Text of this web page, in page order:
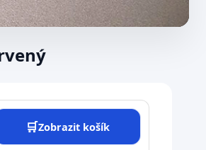
🛒Zobrazit košík